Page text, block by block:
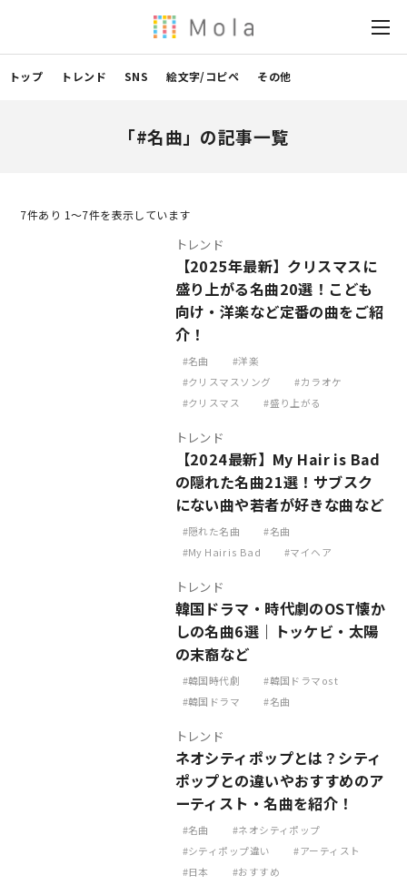
トップ トレンド SNS 絵文字/コピペ その他
「#名曲」の記事一覧
7件あり 1〜7件を表示しています
トレンド
【2025年最新】クリスマスに
盛り上がる名曲20選！こども
向け・洋楽など定番の曲をご紹
介！
名曲
洋楽
クリスマスソング
カラオケ
クリスマス
盛り上がる
トレンド
【2024最新】My Hair is Bad
の隠れた名曲21選！サブスク
にない曲や若者が好きな曲など
隠れた名曲
名曲
My Hair is Bad
マイヘア
トレンド
韓国ドラマ・時代劇のOST懐か
しの名曲6選｜トッケビ・太陽
の末裔など
韓国時代劇
韓国ドラマost
韓国ドラマ
名曲
トレンド
ネオシティポップとは？シティ
ポップとの違いやおすすめのア
ーティスト・名曲を紹介！
名曲
ネオシティポップ
シティポップ違い
アーティスト
日本
おすすめ